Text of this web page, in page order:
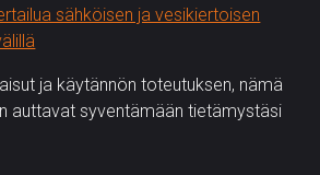
sähköisen ja vesikiertoisen
ja käytännön toteutuksen, nämä
auttavat syventämään tietämystäsi